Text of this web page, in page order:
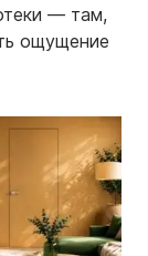
— там,
ощущение